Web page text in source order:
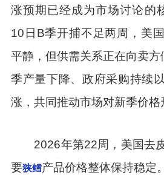
涨预期已经成为市场讨论的
10日B季开捕不足两周，美
平静，但供需关系正在向卖
季产量下降、政府采购持续
涨，共同推动市场对新季价格
2026年第22周，美国去皮
要狭鳕产品价格整体保持稳定